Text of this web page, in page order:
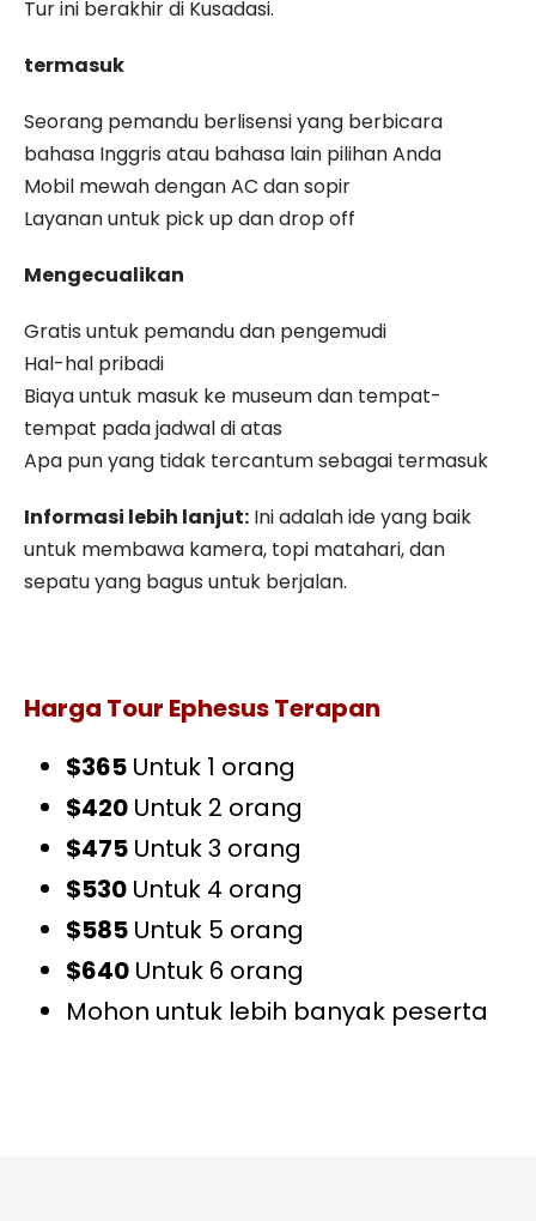
Tur ini berakhir di Kusadasi.
termasuk
Seorang pemandu berlisensi yang berbicara
bahasa Inggris atau bahasa lain pilihan Anda
Mobil mewah dengan AC dan sopir
Layanan untuk pick up dan drop off
Mengecualikan
Gratis untuk pemandu dan pengemudi
Hal-hal pribadi
Biaya untuk masuk ke museum dan tempat-
tempat pada jadwal di atas
Apa pun yang tidak tercantum sebagai termasuk
Informasi lebih lanjut: Ini adalah ide yang baik
untuk membawa kamera, topi matahari, dan
sepatu yang bagus untuk berjalan.
Harga Tour Ephesus Terapan
$365 Untuk 1 orang
$420 Untuk 2 orang
$475 Untuk 3 orang
$530 Untuk 4 orang
$585 Untuk 5 orang
$640 Untuk 6 orang
Mohon untuk lebih banyak peserta